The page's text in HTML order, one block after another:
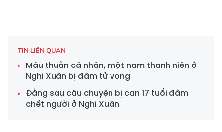
TIN LIÊN QUAN
Mâu thuẫn cá nhân, một nam thanh niên ở
Nghi Xuân bị đâm tử vong
Đằng sau câu chuyện bị can 17 tuổi đâm
chết người ở Nghi Xuân